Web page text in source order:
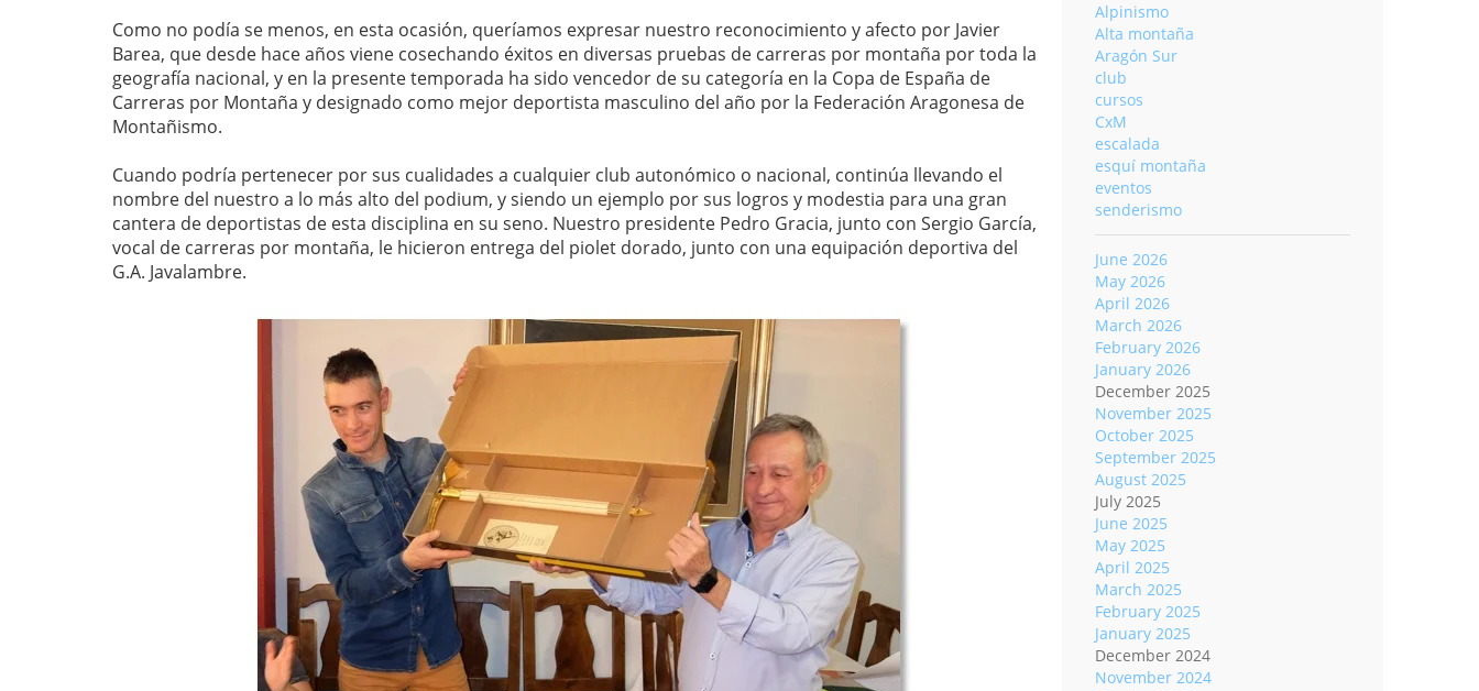
Como no podía se menos, en esta ocasión, queríamos expresar nuestro reconocimiento y afecto por Javier
Barea, que desde hace años viene cosechando éxitos en diversas pruebas de carreras por montaña por toda la
geografía nacional, y en la presente temporada ha sido vencedor de su categoría en la Copa de España de
Carreras por Montaña y designado como mejor deportista masculino del año por la Federación Aragonesa de
Montañismo.
Cuando podría pertenecer por sus cualidades a cualquier club autonómico o nacional, continúa llevando el
nombre del nuestro a lo más alto del podium, y siendo un ejemplo por sus logros y modestia para una gran
cantera de deportistas de esta disciplina en su seno. Nuestro presidente Pedro Gracia, junto con Sergio García,
vocal de carreras por montaña, le hicieron entrega del piolet dorado, junto con una equipación deportiva del
G.A. Javalambre.
Alpinismo
Alta montaña
Aragón Sur
club
cursos
CxM
escalada
esquí montaña
eventos
senderismo
June 2026
May 2026
April 2026
March 2026
February 2026
January 2026
December 2025
November 2025
October 2025
September 2025
August 2025
July 2025
June 2025
May 2025
April 2025
March 2025
February 2025
January 2025
December 2024
November 2024